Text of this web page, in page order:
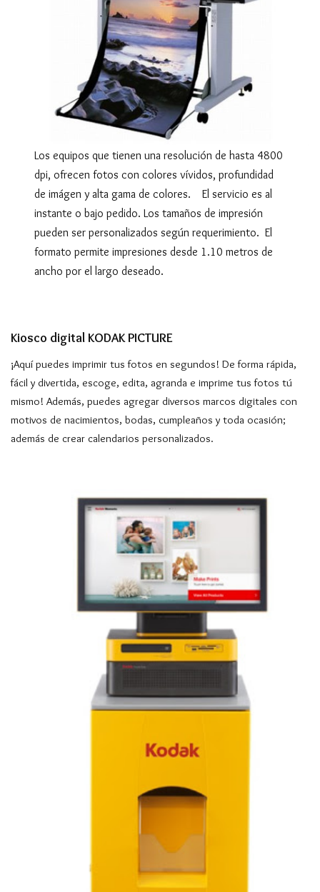
Los equipos que tienen una resolución de hasta 4800
dpi, ofrecen fotos con colores vívidos, profundidad
de imágen y alta gama de colores. El servicio es al
instante o bajo pedido. Los tamaños de impresión
pueden ser personalizados según requerimiento. El
formato permite impresiones desde 1.10 metros de
ancho por el largo deseado.
Kiosco digital KODAK PICTURE
¡Aquí puedes imprimir tus fotos en segundos! De forma rápida,
fácil y divertida, escoge, edita, agranda e imprime tus fotos tú
mismo! Además, puedes agregar diversos marcos digitales con
motivos de nacimientos, bodas, cumpleaños y toda ocasión;
además de crear calendarios personalizados.